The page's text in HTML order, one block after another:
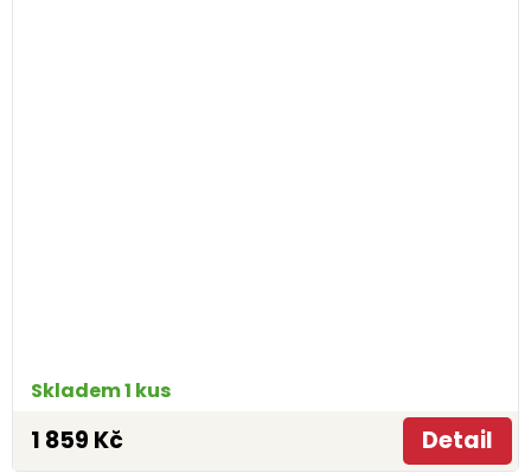
Skladem 1 kus
1 859 Kč Detail